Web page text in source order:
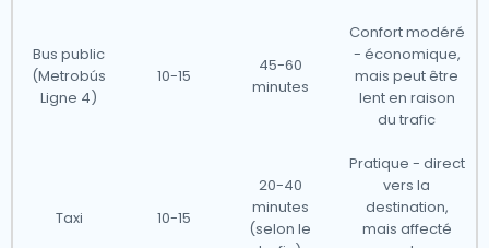
Bus public
(Metrobús
Ligne 4)
10-15
45-60
minutes
Confort modéré
- économique,
mais peut être
lent en raison
du trafic
Taxi 10-15
20-40
minutes
(selon le
Pratique - direct
vers la
destination,
mais affecté